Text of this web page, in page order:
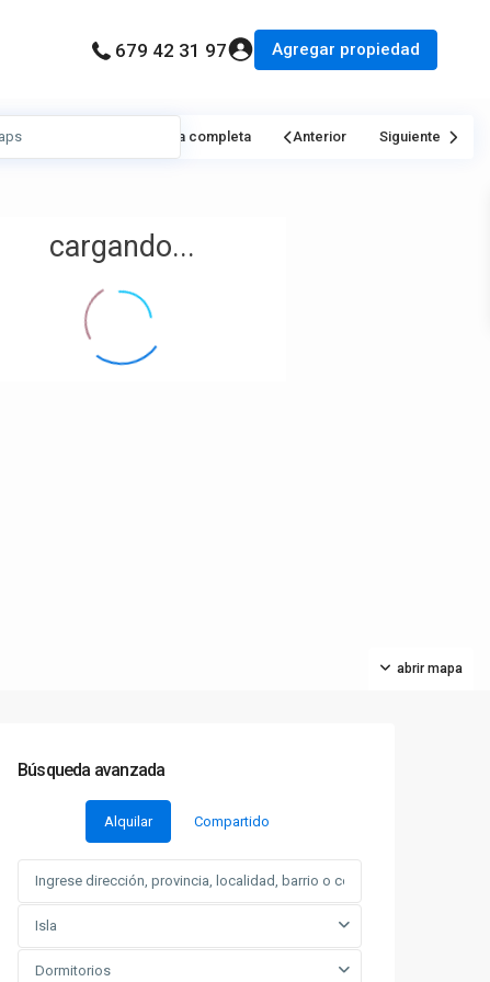
679 42 31 97 Agregar propiedad
cargando...
abrir mapa
Mi Ubicación Pantalla completa Anterior Siguiente
Búsqueda avanzada
Alquilar Compartido
Isla
Dormitorios